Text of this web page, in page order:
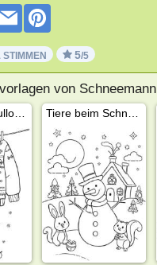
STIMMEN 5/5
von Schneemann